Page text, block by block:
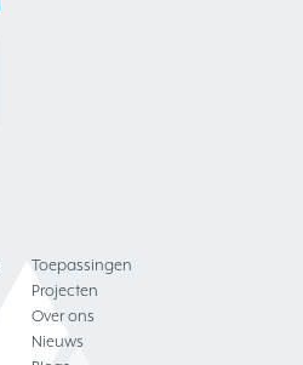
Toepassingen
Projecten
Over ons
Nieuws